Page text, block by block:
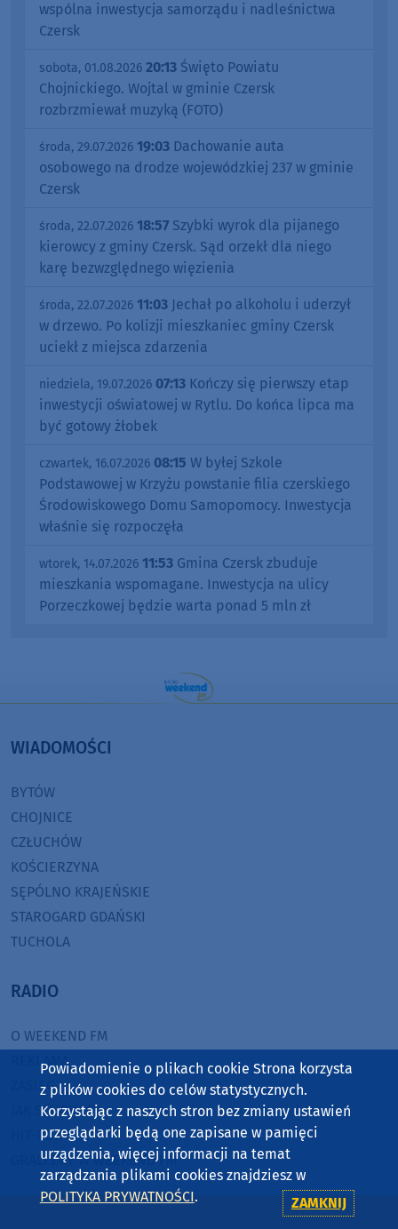
wspólna inwestycja samorządu i nadleśnictwa
Czersk
sobota, 01.08.2026 20:13 Święto Powiatu
Chojnickiego. Wojtal w gminie Czersk
rozbrzmiewał muzyką (FOTO)
środa, 29.07.2026 19:03 Dachowanie auta
osobowego na drodze wojewódzkiej 237 w gminie
Czersk
środa, 22.07.2026 18:57 Szybki wyrok dla pijanego
kierowcy z gminy Czersk. Sąd orzekł dla niego
karę bezwzględnego więzienia
środa, 22.07.2026 11:03 Jechał po alkoholu i uderzył
w drzewo. Po kolizji mieszkaniec gminy Czersk
uciekł z miejsca zdarzenia
niedziela, 19.07.2026 07:13 Kończy się pierwszy etap
inwestycji oświatowej w Rytlu. Do końca lipca ma
być gotowy żłobek
czwartek, 16.07.2026 08:15 W byłej Szkole
Podstawowej w Krzyżu powstanie filia czerskiego
Środowiskowego Domu Samopomocy. Inwestycja
właśnie się rozpoczęła
wtorek, 14.07.2026 11:53 Gmina Czersk zbuduje
mieszkania wspomagane. Inwestycja na ulicy
Porzeczkowej będzie warta ponad 5 mln zł
WIADOMOŚCI
BYTÓW
CHOJNICE
CZŁUCHÓW
KOŚCIERZYNA
SĘPÓLNO KRAJEŃSKIE
STAROGARD GDAŃSKI
TUCHOLA
RADIO
O WEEKEND FM
REKLAMA
ZASIĘG
JAK SŁUCHAĆ?
HIT-PORT
GRALIŚMY W WEEKEND FM
CZĘSTOTLIWOŚCI
Powiadomienie o plikach cookie Strona korzysta
z plików cookies do celów statystycznych.
Korzystając z naszych stron bez zmiany ustawień
przeglądarki będą one zapisane w pamięci
urządzenia, więcej informacji na temat
zarządzania plikami cookies znajdziesz w
POLITYKA PRYWATNOŚCI. ZAMKNIJ